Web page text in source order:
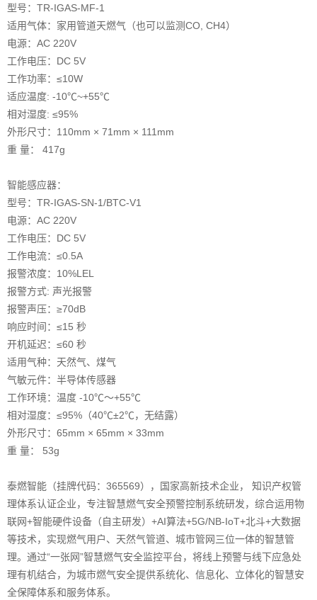
型号：TR-IGAS-MF-1
适用气体：家用管道天燃气（也可以监测CO, CH4）
电源：AC 220V
工作电压：DC 5V
工作功率：≤10W
适应温度: -10℃~+55℃
相对湿度: ≤95%
外形尺寸：110mm × 71mm × 111mm
重 量： 417g
智能感应器：
型号：TR-IGAS-SN-1/BTC-V1
电源：AC 220V
工作电压：DC 5V
工作电流：≤0.5A
报警浓度：10%LEL
报警方式: 声光报警
报警声压：≥70dB
响应时间：≤15 秒
开机延迟：≤60 秒
适用气种：天然气、煤气
气敏元件：半导体传感器
工作环境：温度 -10℃～+55℃
相对湿度：≤95%（40℃±2℃，无结露）
外形尺寸：65mm × 65mm × 33mm
重 量： 53g
泰燃智能 （挂牌代码：365569），国家高新技术企业， 知识产权管
理体系认证企业，专注智慧燃气安全预警控制系统研发，综合运用物
联网+智能硬件设备（自主研发）+AI算法+5G/NB-IoT+北斗+大数据
等技术，实现燃气用户、天然气管道、城市管网三位一体的智慧管
理。通过“一张网”智慧燃气安全监控平台，将线上预警与线下应急处
理有机结合，为城市燃气安全提供系统化、信息化、立体化的智慧安
全保障体系和服务体系。